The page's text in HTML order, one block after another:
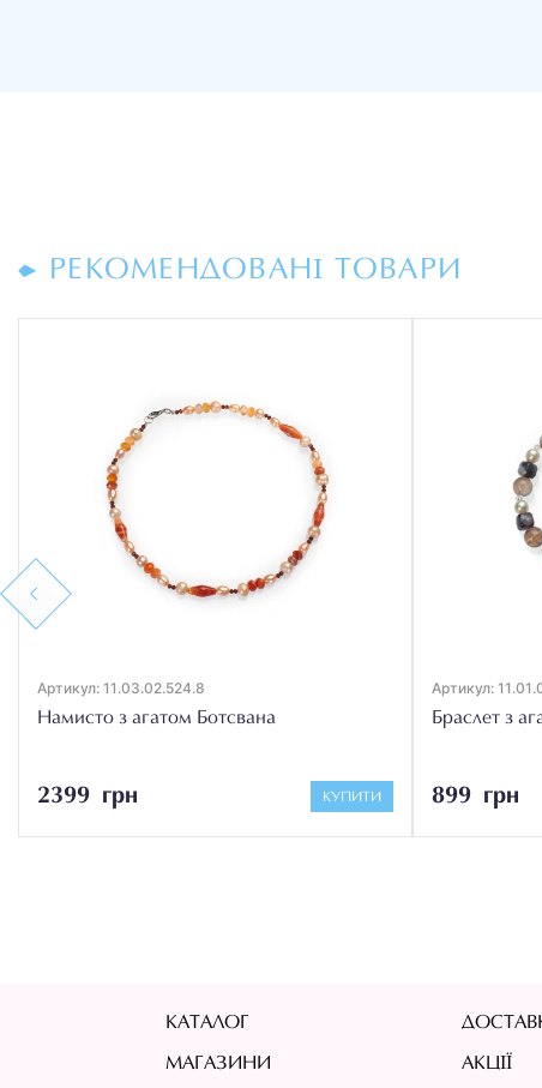
РЕКОМЕНДОВАНІ ТОВАРИ
Previous
Артикул: 11.03.02.524.8
Намисто з агатом Ботсвана
2399 грн КУПИТИ
Артикул:
Браслет з
899 грн
КАТАЛОГ
МАГАЗИНИ АКЦІЇ